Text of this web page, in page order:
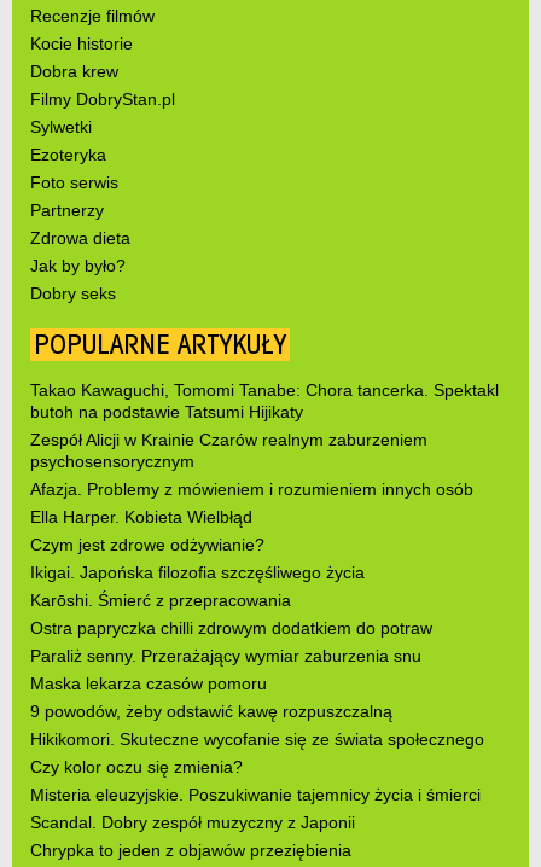
Recenzje filmów
Kocie historie
Dobra krew
Filmy DobryStan.pl
Sylwetki
Ezoteryka
Foto serwis
Partnerzy
Zdrowa dieta
Jak by było?
Dobry seks
POPULARNE ARTYKUŁY
Takao Kawaguchi, Tomomi Tanabe: Chora tancerka. Spektakl
butoh na podstawie Tatsumi Hijikaty
Zespół Alicji w Krainie Czarów realnym zaburzeniem
psychosensorycznym
Afazja. Problemy z mówieniem i rozumieniem innych osób
Ella Harper. Kobieta Wielbłąd
Czym jest zdrowe odżywianie?
Ikigai. Japońska filozofia szczęśliwego życia
Karōshi. Śmierć z przepracowania
Ostra papryczka chilli zdrowym dodatkiem do potraw
Paraliż senny. Przerażający wymiar zaburzenia snu
Maska lekarza czasów pomoru
9 powodów, żeby odstawić kawę rozpuszczalną
Hikikomori. Skuteczne wycofanie się ze świata społecznego
Czy kolor oczu się zmienia?
Misteria eleuzyjskie. Poszukiwanie tajemnicy życia i śmierci
Scandal. Dobry zespół muzyczny z Japonii
Chrypka to jeden z objawów przeziębienia